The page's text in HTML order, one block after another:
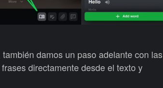
damos un paso adelante con las
directamente desde el texto y